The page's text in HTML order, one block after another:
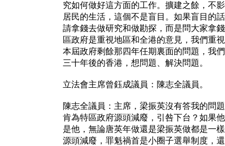
究如何做好這方面的工作。擴建之餘，不
居民的生活，這個不是盲目。如果盲目的
請拿錢去做研究和做勘探，而是問大家拿
區政府是重視地區和全港的意見，我們重
本屆政府剩餘那四年任期裏面的問題，我
三十年後的香港，想問題、解決問題。
立法會主席曾鈺成議員：陳志全議員。
陳志全議員：主席，梁振英沒有答我的問
肯為特區政府源頭減廢，引咎下台？如果
是他，無論唐英年做還是梁振英做都是一
源頭減廢，罪魁禍首是小圈子選舉制度，